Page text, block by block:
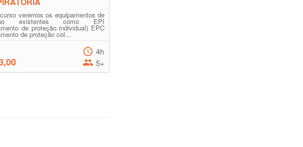
veremos os equipamentos de
existentes como EPI
de proteção individual) EPC
de proteção col...
4h
5+